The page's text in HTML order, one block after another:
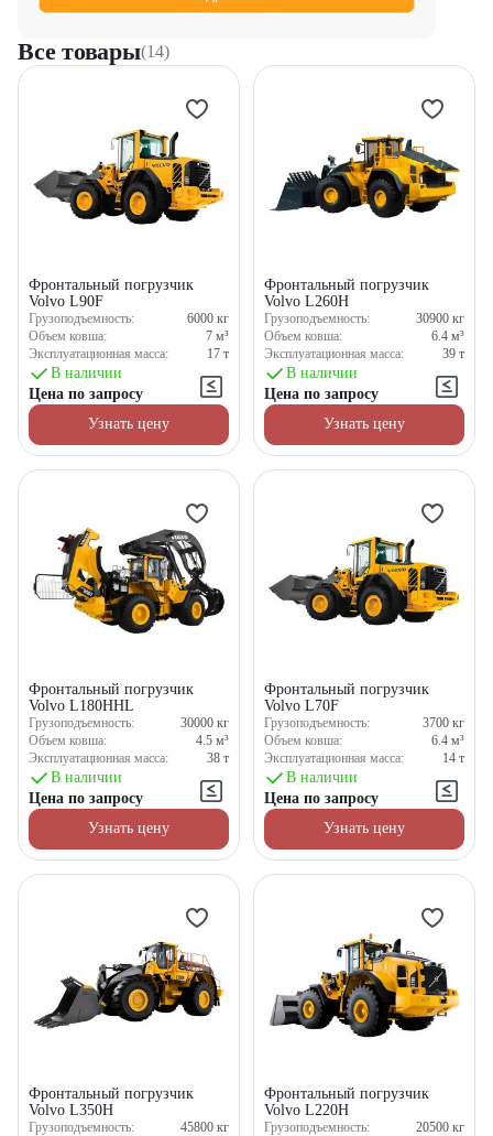
Все товары(14)
Фронтальный погрузчик
Volvo L90F
Грузоподъемность: 6000 кг
Объем ковша:
7 м³
Эксплуатационная масса:
17 т
В наличии
Цена по запросу
Узнать цену
Фронтальный погрузчик
Volvo L260H
Грузоподъемность: 30900 кг
Объем ковша:
6.4 м³
Эксплуатационная масса:
39 т
В наличии
Цена по запросу
Узнать цену
Фронтальный погрузчик
Volvo L180HHL
Грузоподъемность: 30000 кг
Объем ковша:
4.5 м³
Эксплуатационная масса:
38 т
В наличии
Цена по запросу
Узнать цену
Фронтальный погрузчик
Volvo L70F
Грузоподъемность: 3700 кг
Объем ковша:
6.4 м³
Эксплуатационная масса:
14 т
В наличии
Цена по запросу
Узнать цену
Фронтальный погрузчик
Volvo L350H
Грузоподъемность: 45800 кг
Фронтальный погрузчик
Volvo L220H
Грузоподъемность: 20500 кг